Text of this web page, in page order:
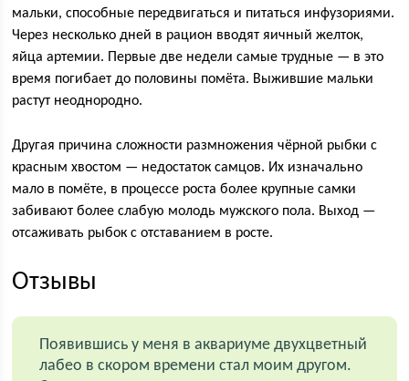
мальки, способные передвигаться и питаться инфузориями.
Через несколько дней в рацион вводят яичный желток,
яйца артемии. Первые две недели самые трудные — в это
время погибает до половины помёта. Выжившие мальки
растут неоднородно.
Другая причина сложности размножения чёрной рыбки с
красным хвостом — недостаток самцов. Их изначально
мало в помёте, в процессе роста более крупные самки
забивают более слабую молодь мужского пола. Выход —
отсаживать рыбок с отставанием в росте.
Отзывы
Появившись у меня в аквариуме двухцветный
лабео в скором времени стал моим другом.